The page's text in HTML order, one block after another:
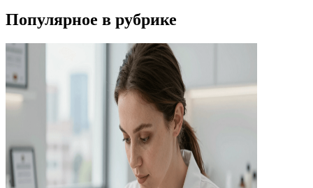
Популярное в рубрике